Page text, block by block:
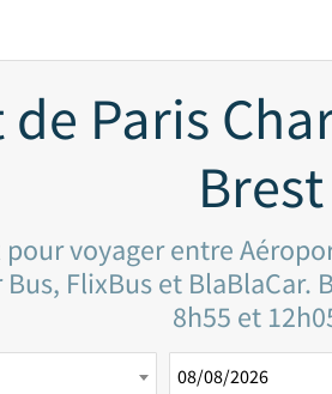
Paris
Brest
voyager entre
FlixBus et
8h55 et